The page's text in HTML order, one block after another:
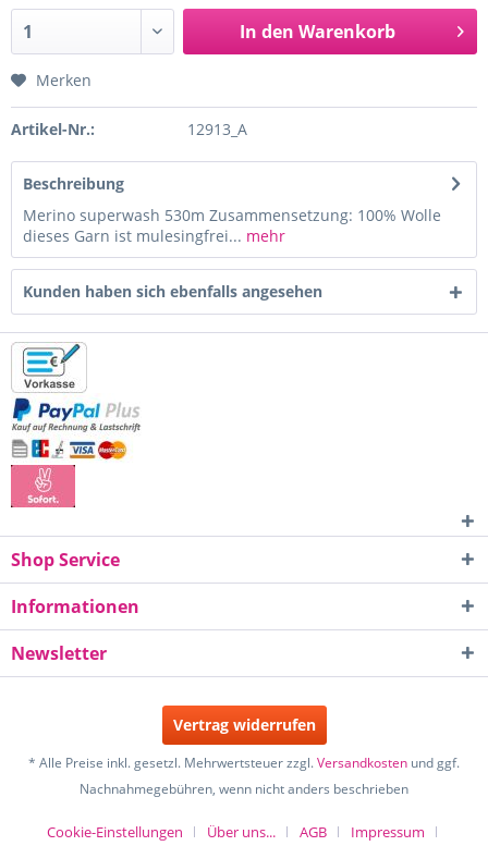
In den Warenkorb
Merken
Artikel-Nr.: 12913_A
Beschreibung
Merino superwash 530m Zusammensetzung: 100% Wolle
dieses Garn ist mulesingfrei... mehr
Kunden haben sich ebenfalls angesehen
Shop Service
Informationen
Newsletter
Vertrag widerrufen
* Alle Preise inkl. gesetzl. Mehrwertsteuer zzgl.Versandkosten und ggf.
Nachnahmegebühren, wenn nicht anders beschrieben
Cookie-Einstellungen Über uns... AGB Impressum